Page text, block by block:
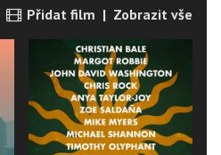
Přidat film | Zobrazit vše